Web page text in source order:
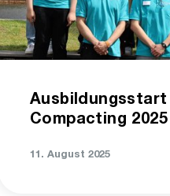
Compacting 2025
11. August 2025